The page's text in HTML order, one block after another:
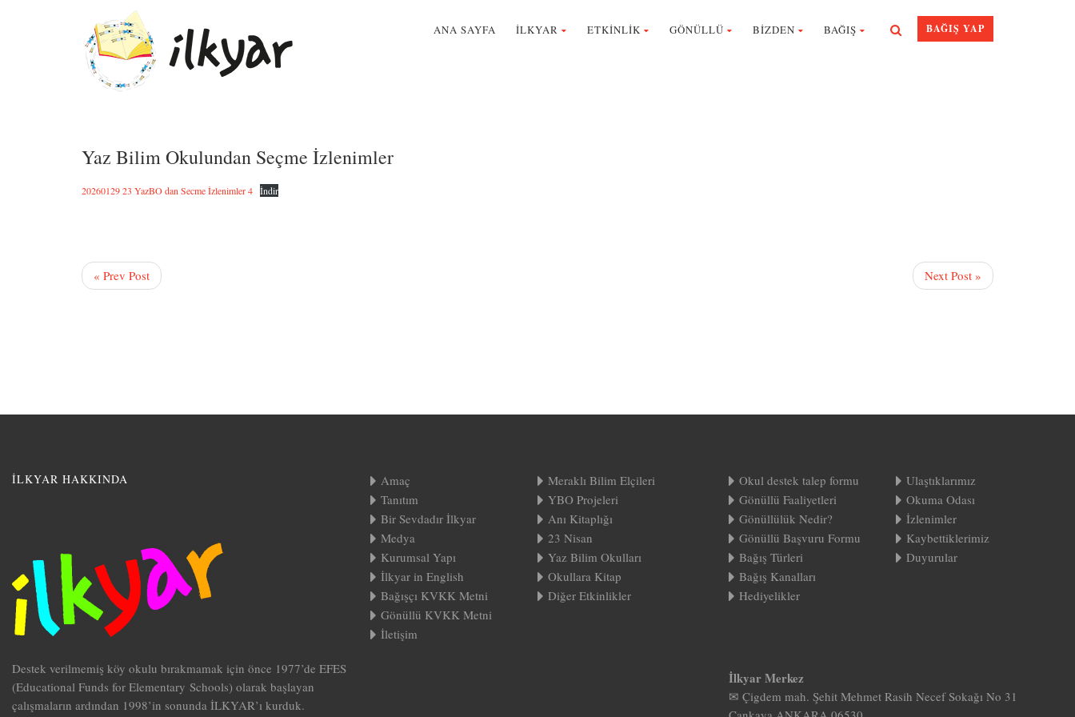
BAĞIŞ YAP
ANA SAYFA İLKYAR ETKİNLİK GÖNÜLLÜ BİZDEN BAĞIŞ
Yaz Bilim Okulundan Seçme İzlenimler
20260129 23 YazBO dan Secme İzlenimler 4 İndir
« Prev Post Next Post »
İLKYAR HAKKINDA
Destek verilmemiş köy okulu bırakmamak için önce 1977’de EFES
(Educational Funds for Elementary Schools) olarak başlayan
çalışmaların ardından 1998’in sonunda İLKYAR’ı kurduk.
Amaç
Tanıtım
Bir Sevdadır İlkyar
Medya
Kurumsal Yapı
İlkyar in English
Bağışçı KVKK Metni
Gönüllü KVKK Metni
İletişim
Meraklı Bilim Elçileri
YBO Projeleri
Anı Kitaplığı
23 Nisan
Yaz Bilim Okulları
Okullara Kitap
Diğer Etkinlikler
Okul destek talep formu
Gönüllü Faaliyetleri
Gönüllülük Nedir?
Gönüllü Başvuru Formu
Bağış Türleri
Bağış Kanalları
Hediyelikler
Ulaştıklarımız
Okuma Odası
İzlenimler
Kaybettiklerimiz
Duyurular
İlkyar Merkez
✉ Çigdem mah. Şehit Mehmet Rasih Necef Sokağı No 31